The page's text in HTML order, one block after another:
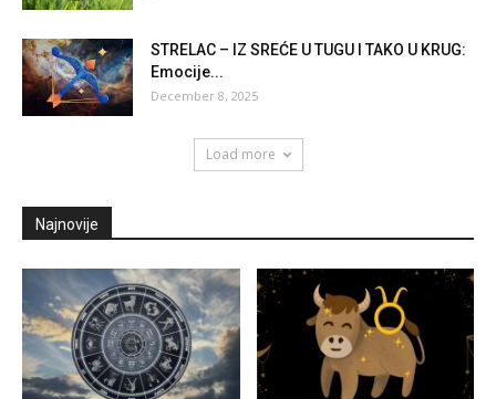
STRELAC – IZ SREĆE U TUGU I TAKO U KRUG:
Emocije...
December 8, 2025
Load more
Najnovije